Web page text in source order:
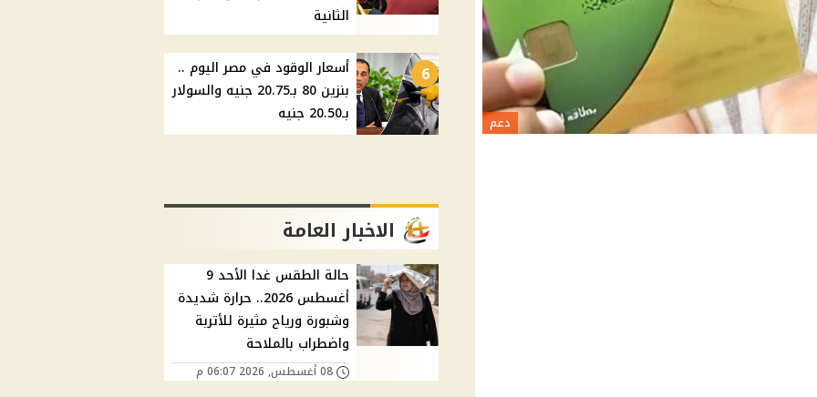
دعم
الثانية
6
أسعار الوقود في مصر اليوم ..
بنزين 80 بـ20.75 جنيه والسولار
بـ20.50 جنيه
الاخبار العامة
حالة الطقس غدا الأحد 9
أغسطس 2026.. حرارة شديدة
وشبورة ورياح مثيرة للأتربة
واضطراب بالملاحة
08 أغسطس, 2026 06:07 م